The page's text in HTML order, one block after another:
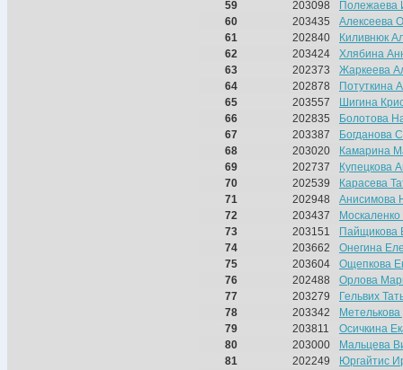
59
203098
Полежаева
60
203435
Алексеева
61
202840
Киливнюк
62
203424
Хлябина
63
202373
Жаркеева
64
202878
Потуткина
65
203557
Шигина
66
202835
Болотова
67
203387
Богданова
68
203020
Камарина
69
202737
Купецкова
70
202539
Карасева
71
202948
Анисимова
72
203437
73
203151
Пайщикова
74
203662
Онегина
75
203604
Ощепкова
76
202488
Орлова
77
203279
Гельвих
78
203342
79
203811
Осичкина
80
203000
Мальцева
81
202249
Юргайтис